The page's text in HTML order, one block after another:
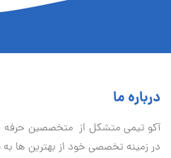
درباره ما
آكو تيمی متشکل از متخصصین حرفه
در زمینه تخصصی خود از بهترین ها